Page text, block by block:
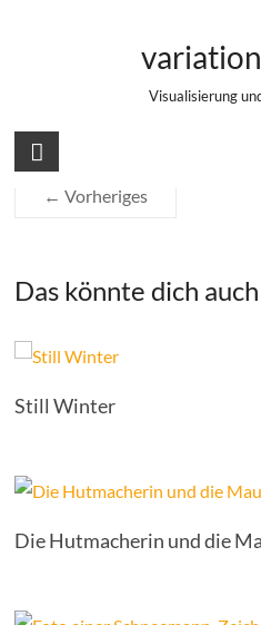
Visualisierung
Posen mit Posemaniacs
← Vorheriges
Das könnte dich
Still Winter
Die Hutmacherin und die